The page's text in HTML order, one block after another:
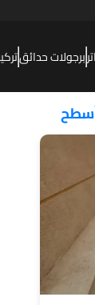
برجولات حدائق